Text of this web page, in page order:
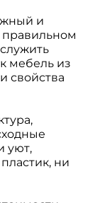
и
мебель из
свойства
уют,
ни